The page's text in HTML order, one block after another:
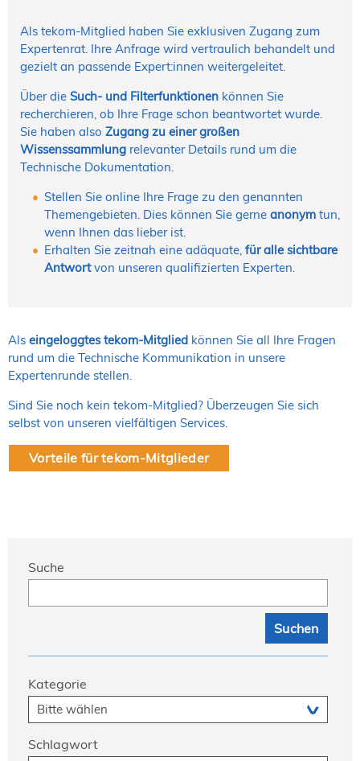
Als tekom-Mitglied haben Sie exklusiven Zugang zum
Expertenrat. Ihre Anfrage wird vertraulich behandelt und
gezielt an passende Expert:innen weitergeleitet.
Über die Such- und Filterfunktionen können Sie
recherchieren, ob Ihre Frage schon beantwortet wurde.
Sie haben also Zugang zu einer großen
Wissenssammlung relevanter Details rund um die
Technische Dokumentation.
Stellen Sie online Ihre Frage zu den genannten
Themengebieten. Dies können Sie gerne anonym tun,
wenn Ihnen das lieber ist.
Erhalten Sie zeitnah eine adäquate, für alle sichtbare
Antwortvon unseren qualifizierten Experten.
Als eingeloggtes tekom-Mitglied können Sie all Ihre Fragen
rund um die Technische Kommunikation in unsere
Expertenrunde stellen.
Sind Sie noch kein tekom-Mitglied? Überzeugen Sie sich
selbst von unseren vielfältigen Services.
Vorteile für tekom-Mitglieder
Suche
Kategorie
Schlagwort